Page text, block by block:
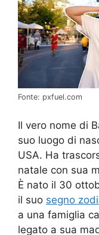
Fonte: pxfuel.com
Il vero nome di
suo luogo di
USA. Ha
natale con sua
È nato il 30
il suo segno
a una famiglia
legato a sua